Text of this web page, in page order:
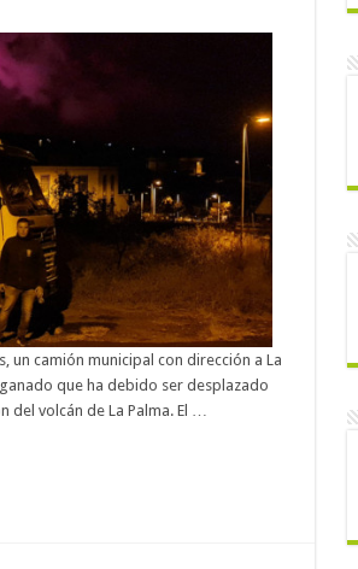
un camión municipal con dirección a La
que ha debido ser desplazado
del volcán de La Palma. El …